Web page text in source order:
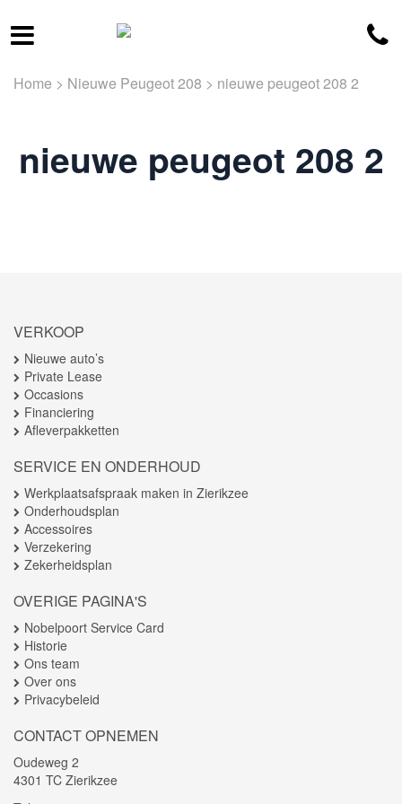
Home > Nieuwe Peugeot 208 > nieuwe peugeot 208 2
nieuwe peugeot 208 2
VERKOOP
Nieuwe auto’s
Private Lease
Occasions
Financiering
Afleverpakketten
SERVICE EN ONDERHOUD
Werkplaatsafspraak maken in Zierikzee
Onderhoudsplan
Accessoires
Verzekering
Zekerheidsplan
OVERIGE PAGINA'S
Nobelpoort Service Card
Historie
Ons team
Over ons
Privacybeleid
CONTACT OPNEMEN
Oudeweg 2
4301 TC Zierikzee